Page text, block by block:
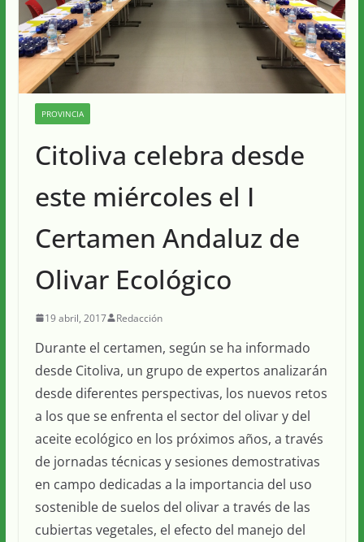
PROVINCIA
Citoliva celebra desde
este miércoles el I
Certamen Andaluz de
Olivar Ecológico
19 abril, 2017 Redacción
Durante el certamen, según se ha informado
desde Citoliva, un grupo de expertos analizarán
desde diferentes perspectivas, los nuevos retos
a los que se enfrenta el sector del olivar y del
aceite ecológico en los próximos años, a través
de jornadas técnicas y sesiones demostrativas
en campo dedicadas a la importancia del uso
sostenible de suelos del olivar a través de las
cubiertas vegetales, el efecto del manejo del